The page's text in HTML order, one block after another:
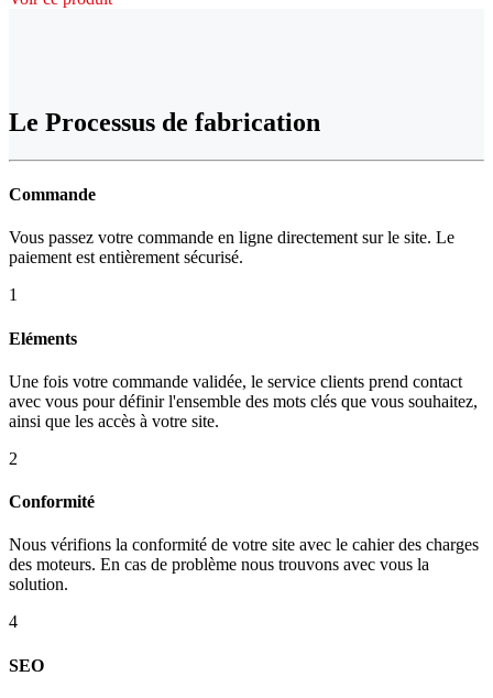
Le Processus de fabrication
Commande
Vous passez votre commande en ligne directement sur le site. Le
paiement est entièrement sécurisé.
1
Eléments
Une fois votre commande validée, le service clients prend contact
avec vous pour définir l'ensemble des mots clés que vous souhaitez,
ainsi que les accès à votre site.
2
Conformité
Nous vérifions la conformité de votre site avec le cahier des charges
des moteurs. En cas de problème nous trouvons avec vous la
solution.
4
SEO